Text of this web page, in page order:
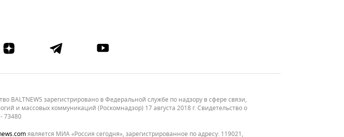
BALTNEWS зарегистрировано в Федеральной службе по надзору в сфере связи,
и массовых коммуникаций (Роскомнадзор) 17 августа 2018 г. Свидетельство о
73480
является МИА «Россия сегодня», зарегистрированное по адресу: 119021,